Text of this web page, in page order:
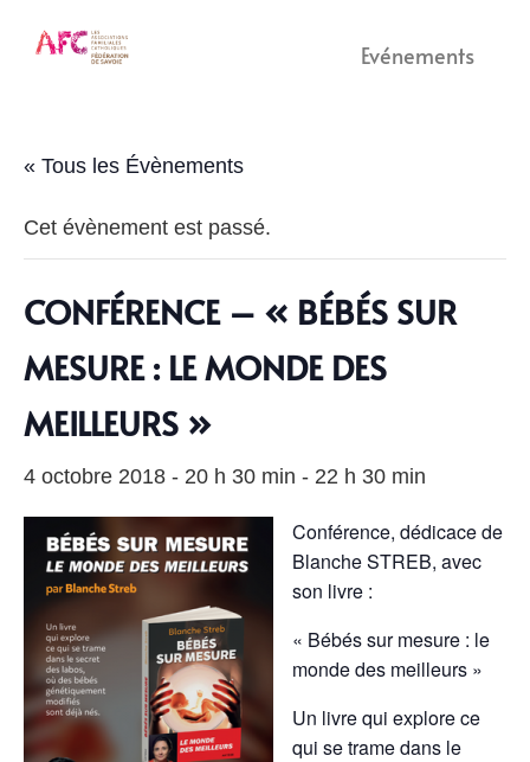
Evénements
« Tous les Évènements
Cet évènement est passé.
CONFÉRENCE – « BÉBÉS SUR
MESURE : LE MONDE DES
MEILLEURS »
4 octobre 2018 - 20 h 30 min - 22 h 30 min
Conférence, dédicace de
Blanche STREB, avec
son livre :
« Bébés sur mesure : le
monde des meilleurs »
Un livre qui explore ce
qui se trame dans le